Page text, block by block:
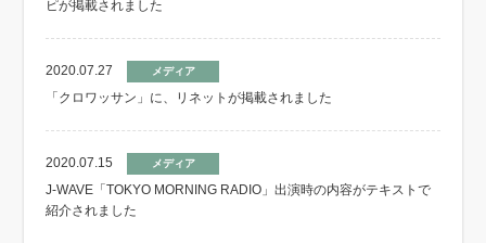
ピが掲載されました
2020.07.27 メディア
「クロワッサン」に、リネットが掲載されました
2020.07.15 メディア
J-WAVE「TOKYO MORNING RADIO」出演時の内容がテキストで
紹介されました